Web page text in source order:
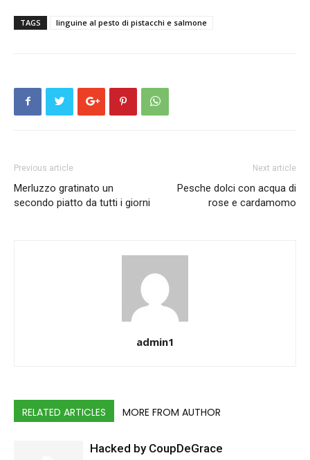
TAGS linguine al pesto di pistacchi e salmone
Previous article
Merluzzo gratinato un
secondo piatto da tutti i giorni
Next article
Pesche dolci con acqua di
rose e cardamomo
admin1
RELATED ARTICLES MORE FROM AUTHOR
Hacked by CoupDeGrace